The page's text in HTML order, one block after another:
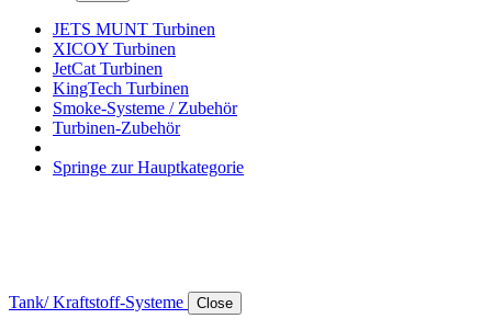
JETS MUNT Turbinen
XICOY Turbinen
JetCat Turbinen
KingTech Turbinen
Smoke-Systeme / Zubehör
Turbinen-Zubehör
Springe zur Hauptkategorie
Tank/ Kraftstoff-Systeme Close